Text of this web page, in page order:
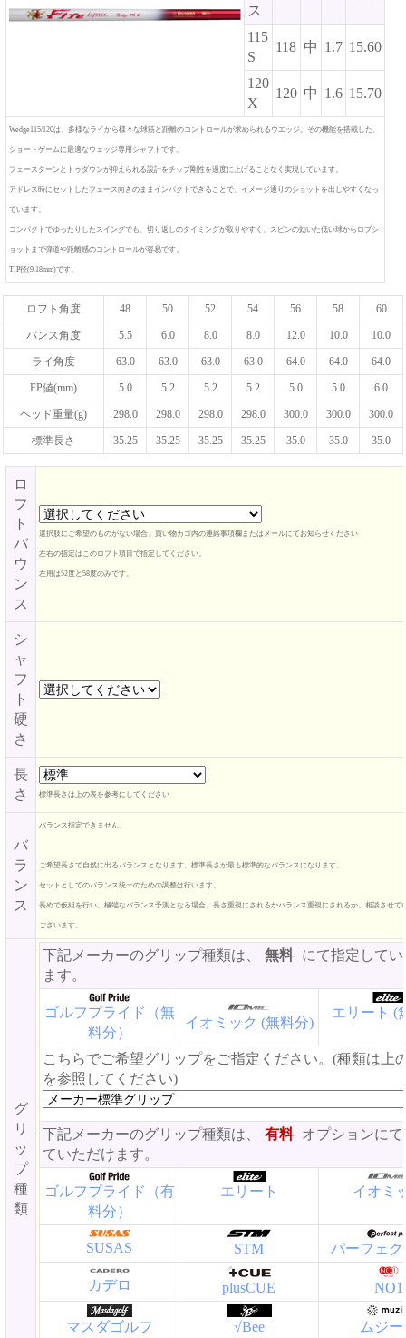
ス
115
S
118 中 1.7 15.60
120
X
120 中 1.6 15.70
Wedge115/120は、多様なライから様々な球筋と距離のコントロールが求められるウエッジ。その機能を搭載した、
ショートゲームに最適なウェッジ専用シャフトです。
フェースターンとトゥダウンが抑えられる設計をチップ剛性を過度に上げることなく実現しています。
アドレス時にセットしたフェース向きのままインパクトできることで、イメージ通りのショットを出しやすくなっ
ています。
コンパクトでゆったりしたスイングでも、切り返しのタイミングが取りやすく、スピンの効いた低い球からロブシ
ョットまで弾道や距離感のコントロールが容易です。
TIP径(9.18mm)です。
ロフト角度 48 50 52 54 56 58 60
バンス角度 5.5 6.0 8.0 8.0 12.0 10.0 10.0
ライ角度 63.0 63.0 63.0 63.0 64.0 64.0 64.0
FP値(mm) 5.0 5.2 5.2 5.2 5.0 5.0 6.0
ヘッド重量(g) 298.0 298.0 298.0 298.0 300.0 300.0 300.0
標準長さ 35.25 35.25 35.25 35.25 35.0 35.0 35.0
ロ
フ
ト
バ
ウ
ン
ス
選択肢にご希望のものがない場合、買い物カゴ内の連絡事項欄またはメールにてお知らせください
左右の指定はこのロフト項目で指定してください。
左用は52度と58度のみです。
シ
ャ
フ
ト
硬
さ
長
さ
標準長さは上の表を参考にしてください
バ
ラ
ン
ス
バランス指定できません。
ご希望長さで自然に出るバランスとなります。標準長さが最も標準的なバランスになります。
セットとしてのバランス統一のための調整は行います。
長めで仮組を行い、極端なバランス予測となる場合、長さ重視にされるかバランス重視にされるか、相談させて
ございます。
グ
リ
ッ
プ
種
類
下記メーカーのグリップ種類は、 無料 にて指定して
ます。
ゴルフプライド（無
料分）
イオミック (無料分)
エリート (
こちらでご希望グリップをご指定ください。(種類は上
を参照してください)
下記メーカーのグリップ種類は、 有料 オプションに
ていただけます。
ゴルフプライド（有
料分）
エリート イオミ
SUSAS STM パーフェ
カデロ plusCUE NO1
マスダゴルフ √Bee ムジ